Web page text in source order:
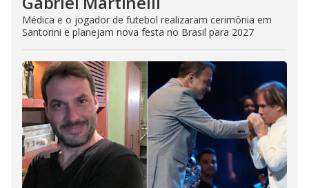
Médica e o jogador de futebol realizaram cerimônia em
Santorini e planejam nova festa no Brasil para 2027